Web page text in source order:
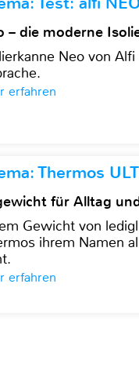
– die moderne
Neo von
erfahren
Thermos
für Alltag
Gewicht von
ihrem Namen
erfahren